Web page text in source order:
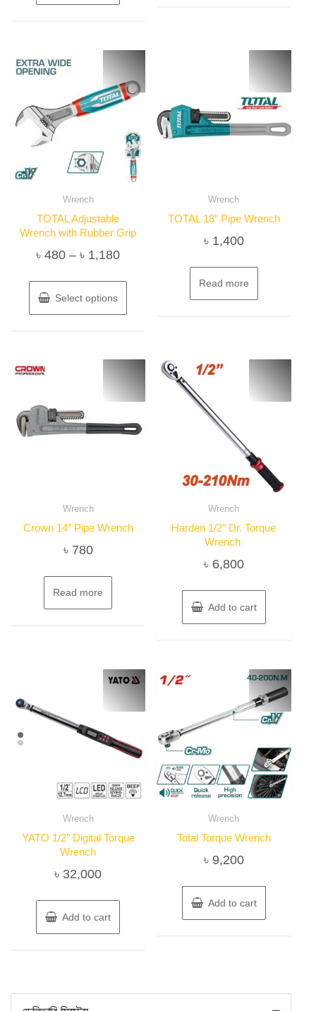
Wrench
TOTAL Adjustable
Wrench with Rubber Grip
৳480 – ৳ 1,180Price
through
Select options
on
Wrench
TOTAL 18″ Pipe Wrench
৳ 1,400
Read more
Wrench
Crown 14″ Pipe Wrench
৳ 780
Read more
Wrench
Harden 1/2″ Dr. Torque
Wrench
৳ 6,800
Add to cart
Wrench
YATO 1/2″ Digital Torque
Wrench
৳ 32,000
Add to cart
Wrench
Total Torque Wrench
৳ 9,200
Add to cart